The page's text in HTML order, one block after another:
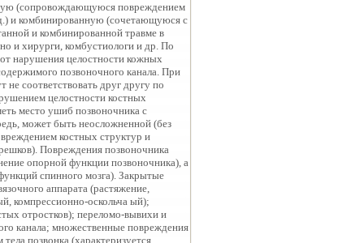
(сопровождающуюся повреждением
и комбинированную (сочетающуюся с
и комбинированной травме в
и хирурги, комбустиологи и др. По
нарушения целостности кожных
позвоночного канала. При
соответствовать друг другу по
целостности костных
место ушиб позвоночника с
может быть неосложненной (без
костных структур и
Повреждения позвоночника
опорной функции позвоночника), а
спинного мозга). Закрытые
аппарата (растяжение,
компрессионно-оскольча ый);
отростков); переломо-вывихи и
канала; множественные повреждения
позвонка (характеризуется